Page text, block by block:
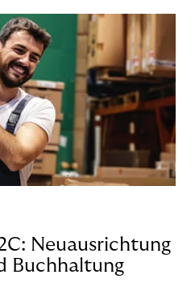
Neuausrichtung
Buchhaltung